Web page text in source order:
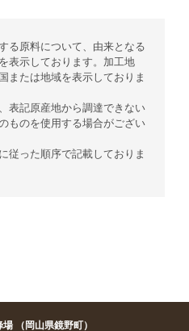
る原料について、由来となる
表示しております。加工地
または地域を表示しておりま
表記原産地から調達できない
ものを使用する場合がござい
従った順序で記載しておりま
（岡山県鏡野町）